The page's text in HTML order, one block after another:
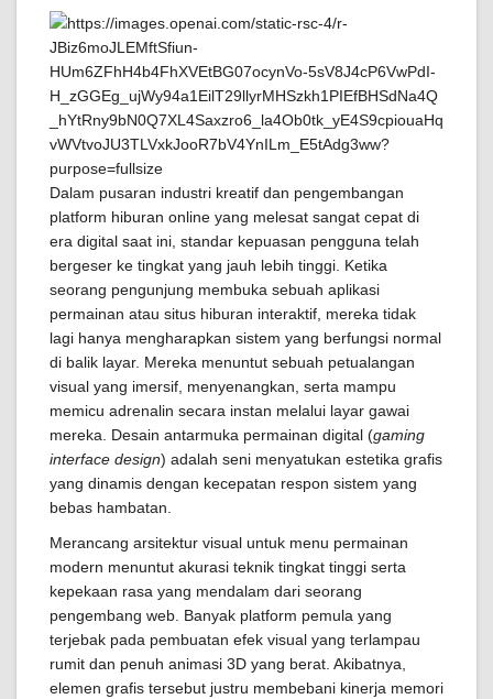
Dalam pusaran industri kreatif dan pengembangan
platform hiburan online yang melesat sangat cepat di
era digital saat ini, standar kepuasan pengguna telah
bergeser ke tingkat yang jauh lebih tinggi. Ketika
seorang pengunjung membuka sebuah aplikasi
permainan atau situs hiburan interaktif, mereka tidak
lagi hanya mengharapkan sistem yang berfungsi normal
di balik layar. Mereka menuntut sebuah petualangan
visual yang imersif, menyenangkan, serta mampu
memicu adrenalin secara instan melalui layar gawai
mereka. Desain antarmuka permainan digital (gaming
interface design) adalah seni menyatukan estetika grafis
yang dinamis dengan kecepatan respon sistem yang
bebas hambatan.
Merancang arsitektur visual untuk menu permainan
modern menuntut akurasi teknik tingkat tinggi serta
kepekaan rasa yang mendalam dari seorang
pengembang web. Banyak platform pemula yang
terjebak pada pembuatan efek visual yang terlampau
rumit dan penuh animasi 3D yang berat. Akibatnya,
elemen grafis tersebut justru membebani kinerja memori